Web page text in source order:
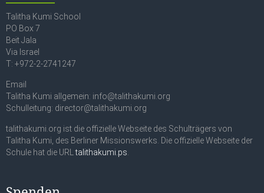
Talitha Kumi School
PO Box 7
Beit Jala
Via Israel
T: +972-2-2741247
Email
Talitha Kumi allgemein: info@talithakumi.org
Schulleitung: director@talithakumi.org
talithakumi.org ist die offizielle Webseite des Schulträgers von
Talitha Kumi, des Berliner Missionswerks. Die offizielle Webseite der
Schule hat die URLtalithakumi.ps